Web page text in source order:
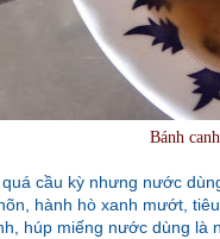
Bánh
cầu kỳ nhưng nước
hành hò xanh mướt,
húp miếng nước dùng là